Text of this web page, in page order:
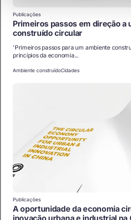
Publicações
Primeiros passos em direção a
construído circular
'Primeiros passos para um ambiente
princípios da economia...
Ambiente construídoCidades
Publicações
A oportunidade da economia
inovação urbana e industrial na